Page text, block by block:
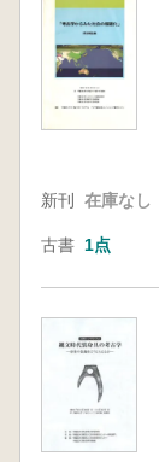
新刊 在庫なし
古書 1点